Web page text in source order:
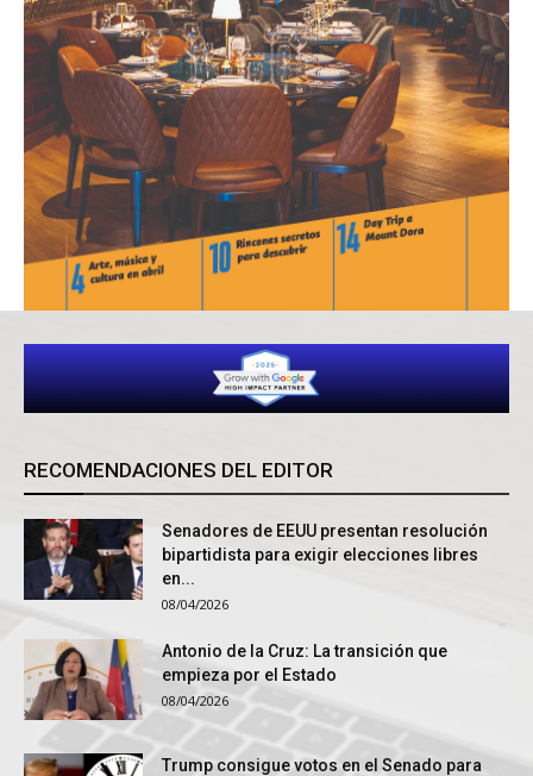
RECOMENDACIONES DEL EDITOR
Senadores de EEUU presentan resolución
bipartidista para exigir elecciones libres
en...
08/04/2026
Antonio de la Cruz: La transición que
empieza por el Estado
08/04/2026
Trump consigue votos en el Senado para